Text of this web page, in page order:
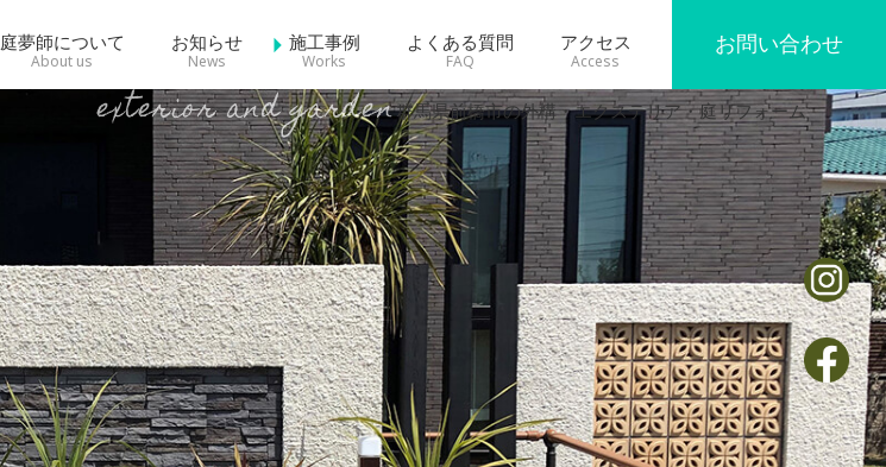
庭夢師について お知らせ 施工事例 よくある質問 アクセス お問い合わせ
群馬県前橋市の外構・エクステリア・庭リフォーム
exterior and garden